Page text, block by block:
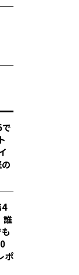
で
4
誰
ポ